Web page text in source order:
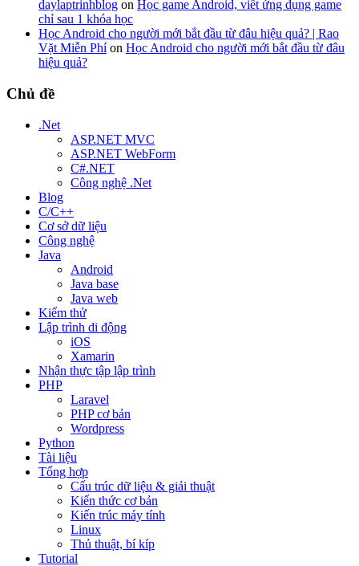
daylaptrinhblog on Học game Android, viết ứng dụng game
chỉ sau 1 khóa học
Học Android cho người mới bắt đầu từ đâu hiệu quả? | Rao
Vặt Miễn Phíon Học Android cho người mới bắt đầu từ đâu
hiệu quả?
Chủ đề
.Net
ASP.NET MVC
ASP.NET WebForm
C#.NET
Công nghệ .Net
Blog
C/C++
Cơ sở dữ liệu
Công nghệ
Java
Android
Java base
Java web
Kiểm thử
Lập trình di động
iOS
Xamarin
Nhận thực tập lập trình
PHP
Laravel
PHP cơ bản
Wordpress
Python
Tài liệu
Tổng hợp
Cấu trúc dữ liệu & giải thuật
Kiến thức cơ bản
Kiến trúc máy tính
Linux
Thủ thuật, bí kíp
Tutorial